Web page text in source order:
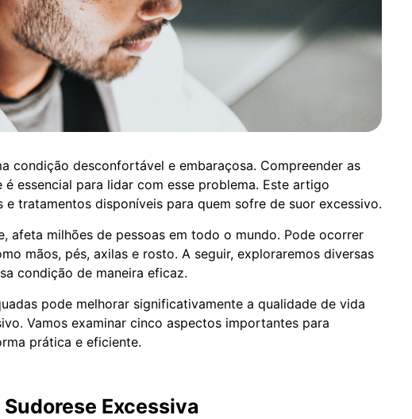
condição desconfortável e embaraçosa. Compreender as
essencial para lidar com esse problema. Este artigo
e tratamentos disponíveis para quem sofre de suor excessivo.
afeta milhões de pessoas em todo o mundo. Pode ocorrer
mãos, pés, axilas e rosto. A seguir, exploraremos diversas
condição de maneira eficaz.
pode melhorar significativamente a qualidade de vida
Vamos examinar cinco aspectos importantes para
prática e eficiente.
Excessiva